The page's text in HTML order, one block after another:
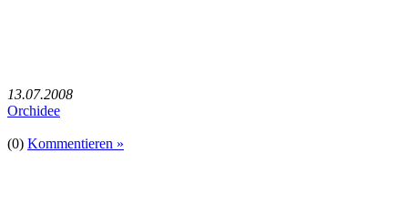
13.07.2008
Orchidee
(0) Kommentieren »